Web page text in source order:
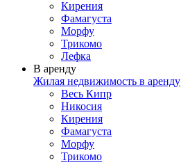
Кирения
Фамагуста
Морфу
Трикомо
Лефка
В аренду
Жилая недвижимость в аренду
Весь Кипр
Никосия
Кирения
Фамагуста
Морфу
Трикомо